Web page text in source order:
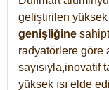
geliştirilen
genişliğine
radyatörlere göre
sayısıyla,inovatif
yüksek ısı elde